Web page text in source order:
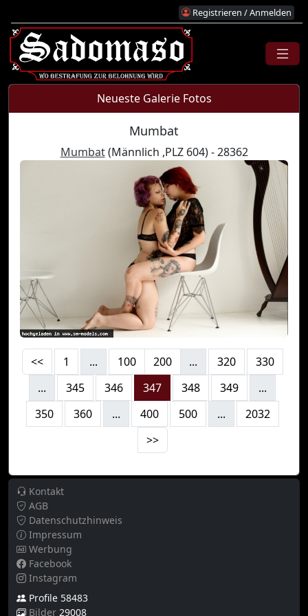
Registrieren / Anmelden
Neueste Galerie Fotos
Mumbat
Mumbat(Männlich ,PLZ 604) - 28362
<< 1 ... 100 200 ... 320
330
...
345 346 347 348 349
...
350
360 ... 400 500 ...
2032
>>
Kontakt
AGB
Datenschutzhinweis
Impressum
Werbung
Facebook
Instagram
Profile 58483
Bilder 29008